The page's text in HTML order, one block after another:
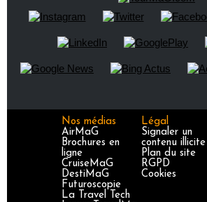
Nos médias
AirMaG
Brochures en
ligne
CruiseMaG
DestiMaG
Futuroscopie
La Travel Tech
Légal
Signaler un
contenu illicite
Plan du site
RGPD
Cookies